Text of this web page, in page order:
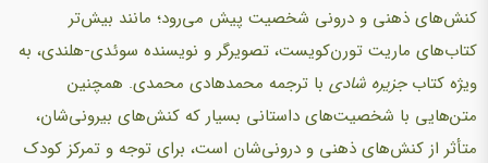
کنش‌های ذهنی و درونی شخصیت پیش می‌رود؛ مانند بیش‌تر
کتاب‌های ماریت تورن‌کویست، تصویرگر و نویسنده سوئدی-هلندی، به
ویژه کتابجزیره شادی با ترجمه محمدهادی محمدی. همچنین
متن‌هایی با شخصیت‌های داستانی بسیار که کنش‌های بیرونی‌شان،
متأثر از کنش‌های ذهنی و درونی‌شان است، برای توجه و تمرکز کودک